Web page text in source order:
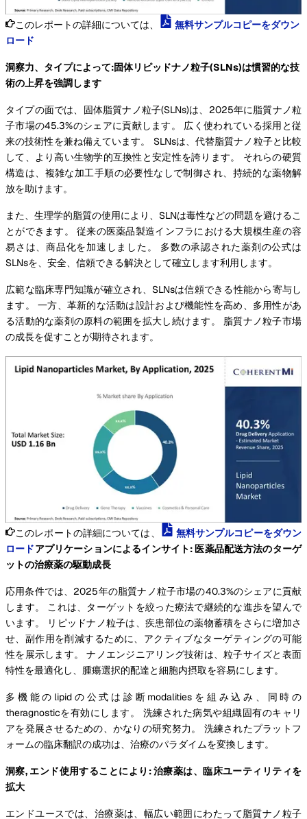
このレポートの詳細については、
無料サンプルコピーをダウン
ロード
洞察力、タイプによって:固体リピッドナノ粒子(SLNs)は慣習的な技
術の上昇を強調します
タイプの面では、固体脂質ナノ粒子(SLNs)は、2025年に脂質ナノ粒
子市場の45.3%のシェアに貢献します。 広く使われている採用と従
来の技術性を兼ね備えています。 SLNsは、代替脂質ナノ粒子と比較
して、より高い生物学的互換性と安定性を誇ります。 それらの硬質
構造は、複雑な加工手順の必要性なしで制御され、持続的な薬物解
放を助けます。
また、生理学的脂質の使用により、SLNは毒性などの問題を避けるこ
とができます。 従来の医薬品製造インフラにおける大規模生産の容
易さは、商品化を加速しました。 多数の承認された薬剤の公式は
SLNsを、安全、信頼できる解決として確立します利用します。
広範な臨床専門知識が確立され、SLNsは信頼できる性能から寄与し
ます。 一方、革新的な活動は設計および機能性を高め、多用性があ
る活動的な薬剤の原料の範囲を拡大し続けます。 脂質ナノ粒子市場
の成長を促すことが期待されます。
このレポートの詳細については、
無料サンプルコピーをダウン
ロードアプリケーションによるインサイト: 医薬品配送方法のターゲ
ットの治療薬の駆動成長
応用条件では、2025年の脂質ナノ粒子市場の40.3%のシェアに貢献
します。 これは、ターゲットを絞った療法で継続的な進歩を望んで
います。 リピッドナノ粒子は、疾患部位の薬物蓄積をさらに増加さ
せ、副作用を削減するために、アクティブなターゲティングの可能
性を展示します。 ナノエンジニアリング技術は、粒子サイズと表面
特性を最適化し、腫瘍選択的配達と細胞内摂取を容易にします。
多機能のlipidの公式は診断modalitiesを組み込み、同時の
theragnosticを有効にします。 洗練された病気や組織固有のキャリ
アを発展させるための、かなりの研究努力。 洗練されたプラットフ
ォームの臨床翻訳の成功は、治療のパラダイムを変換します。
洞察, エンド使用することにより: 治療薬は、臨床ユーティリティを
拡大
エンドユースでは、治療薬は、幅広い範囲にわたって脂質ナノ粒子